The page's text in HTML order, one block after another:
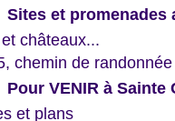
Sites et promenades
châteaux...
chemin de randonnée
Pour VENIR à Sainte
et plans